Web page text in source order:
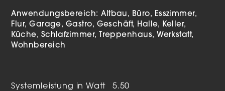
Anwendungsbereich:Altbau Büro
Esszimmer
Flur Garage Gastro Geschäft Halle
Keller
Küche
Schlafzimmer Treppenhaus
Werkstatt
Wohnbereich
Systemleistung in Watt 5.50